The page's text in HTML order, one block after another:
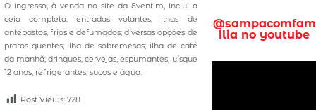
O ingresso, à venda no site da Eventim, inclui a
ceia completa: entradas volantes, ilhas de
antepastos, frios e defumados; diversas opções de
pratos quentes; ilha de sobremesas; ilha de café
da manhã; drinques, cervejas, espumantes, uísque
12 anos, refrigerantes, sucos e água.
Post Views: 728
@sampacomfam
ilia no youtube